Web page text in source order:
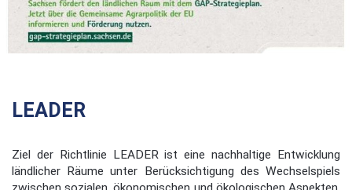
LEADER
Ziel der Richtlinie LEADER ist eine nachhaltige Entwicklung
ländlicher Räume unter Berücksichtigung des Wechselspiels